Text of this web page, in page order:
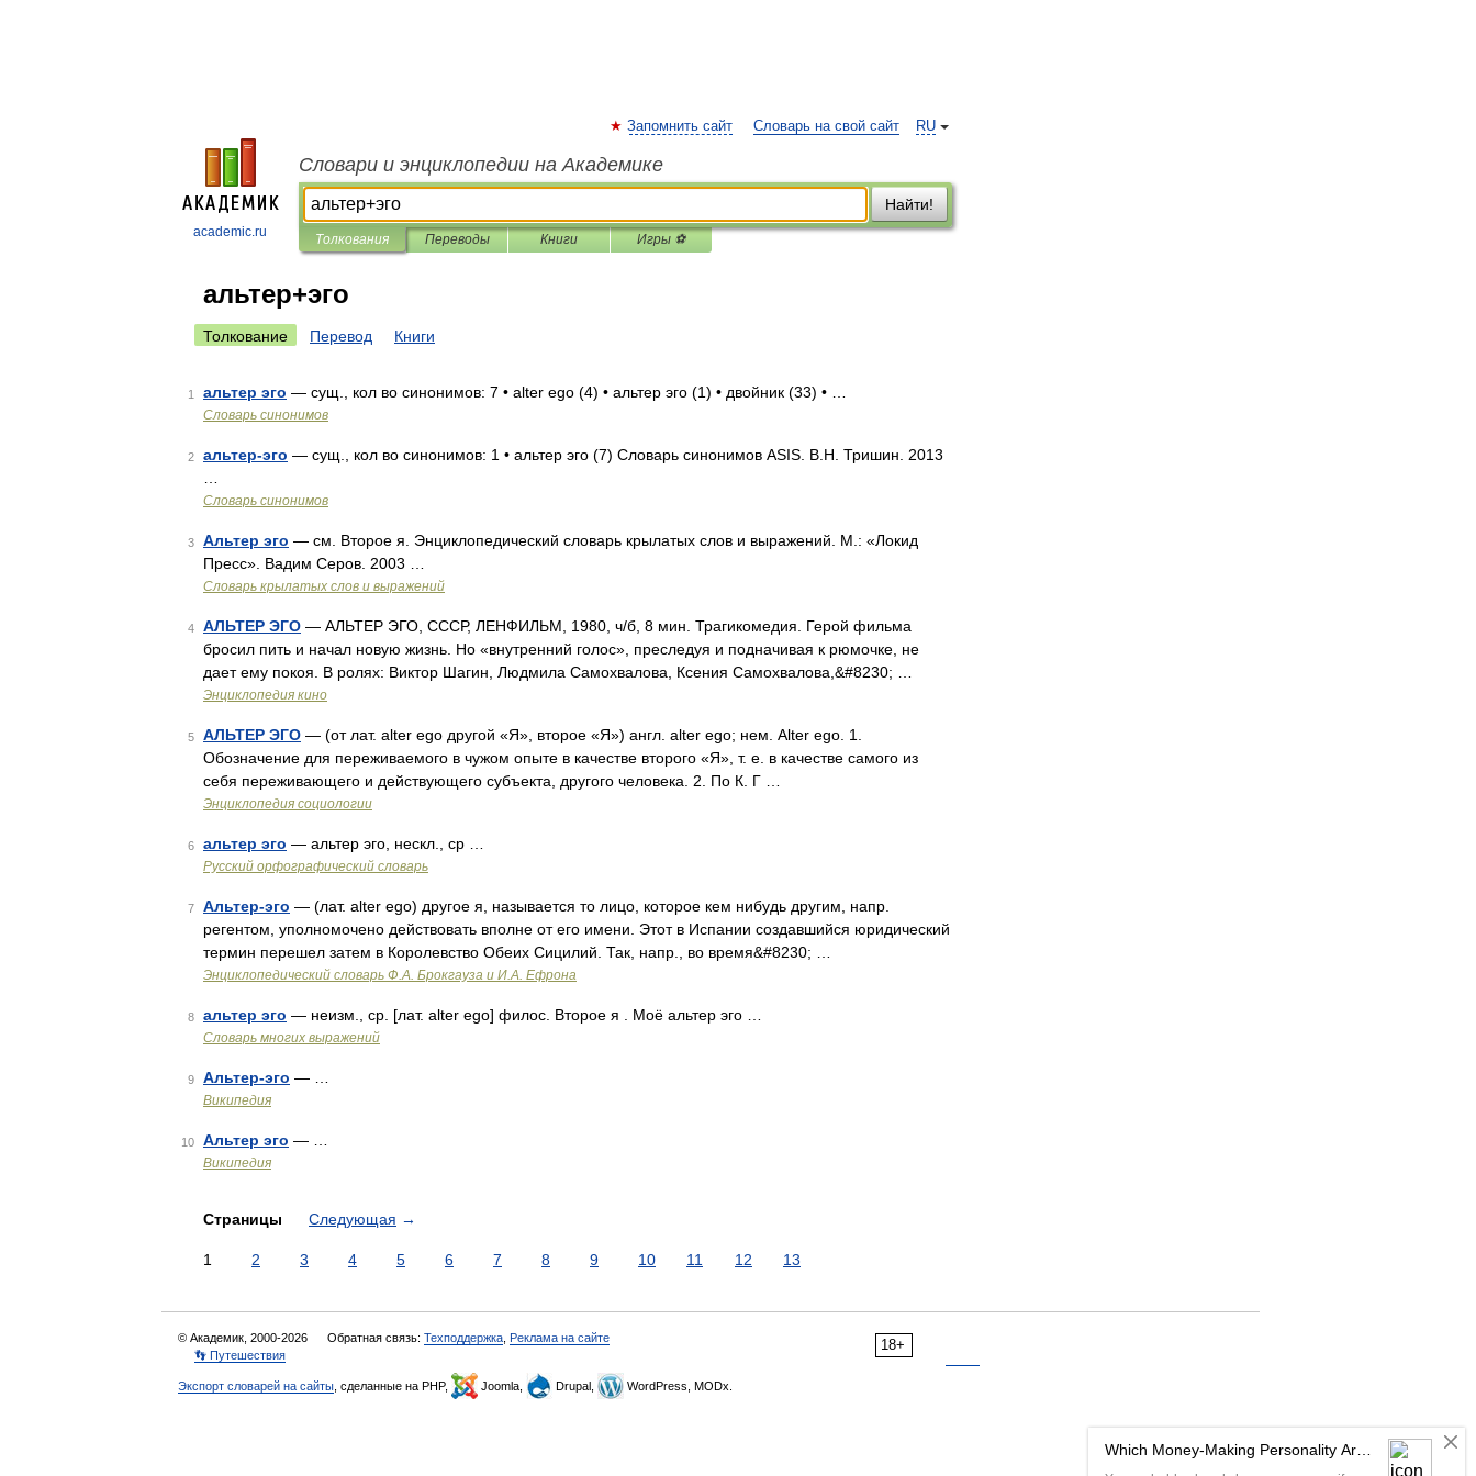
academic.ru
RU
Запомнить сайт Словарь на свой сайт
Словари и энциклопедии на Академике
Найти!
Толкования Переводы Книги Игры ⚽
альтер+эго
Толкование Перевод Книги
1 альтер эго — сущ., кол во синонимов: 7 • alter ego (4) • альтер эго (1) • двойник (33) • …
Словарь синонимов
2 альтер-эго — сущ., кол во синонимов: 1 • альтер эго (7) Словарь синонимов ASIS. В.Н. Тришин. 2013
Словарь синонимов
3 Альтер эго — см. Второе я. Энциклопедический словарь крылатых слов и выражений. М.: «Локид
Пресс». Вадим Серов. 2003 …
Словарь крылатых слов и выражений
4 АЛЬТЕР ЭГО — АЛЬТЕР ЭГО, СССР, ЛЕНФИЛЬМ, 1980, ч/б, 8 мин. Трагикомедия. Герой фильма
бросил пить и начал новую жизнь. Но «внутренний голос», преследуя и подначивая к рюмочке, не
дает ему покоя. В ролях: Виктор Шагин, Людмила Самохвалова, Ксения Самохвалова,&#8230; …
Энциклопедия кино
5 АЛЬТЕР ЭГО — (от лат. alter ego другой «Я», второе «Я») англ. alter ego; нем. Alter ego. 1.
Обозначение для переживаемого в чужом опыте в качестве второго «Я», т. е. в качестве самого из
себя переживающего и действующего субъекта, другого человека. 2. По К. Г …
Энциклопедия социологии
6 альтер эго — альтер эго, нескл., ср …
Русский орфографический словарь
7 Альтер-эго — (лат. alter ego) другое я, называется то лицо, которое кем нибудь другим, напр.
регентом, уполномочено действовать вполне от его имени. Этот в Испании создавшийся юридический
термин перешел затем в Королевство Обеих Сицилий. Так, напр., во время&#8230; …
Энциклопедический словарь Ф.А. Брокгауза и И.А. Ефрона
8 альтер эго — неизм., ср. [лат. alter ego] филос. Второе я . Моё альтер эго …
Словарь многих выражений
9 Альтер-эго — …
Википедия
10 Альтер эго — …
Википедия
Страницы Следующая →
1 2 3 4 5 6 7 8 9 10 11 12 13
18+
© Академик, 2000-2026 Обратная связь: Техподдержка Реклама на сайте
👣 Путешествия
Экспорт словарей на сайты , сделанные на PHP, Joomla, Drupal, WordPress, MODx.